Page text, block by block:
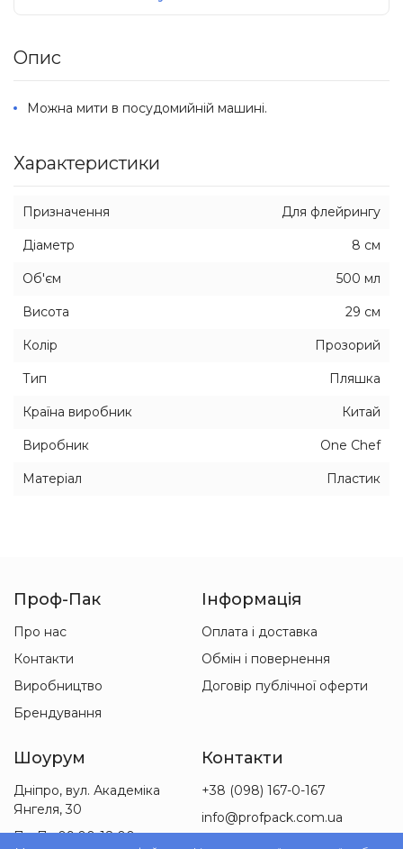
Опис
Можна мити в посудомийній машині.
Характеристики
Призначення Для флейрингу
Діаметр 8 см
Об'єм 500 мл
Висота 29 см
Колір Прозорий
Тип Пляшка
Країна виробник Китай
Виробник One Chef
Матеріал Пластик
Проф-Пак
Про нас
Контакти
Виробництво
Брендування
Інформація
Оплата і доставка
Обмін і повернення
Договір публічної оферти
Шоурум
Дніпро, вул. Академіка
Янгеля, 30
Пн-Пт 09:00-18:00
Контакти
+38 (098) 167-0-167
info@profpack.com.ua